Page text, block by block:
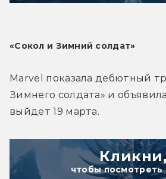
«Сокол и Зимний солдат»
Marvel показала дебютный
Зимнего солдата» и
выйдет 19 марта.
чтобы посмотреть